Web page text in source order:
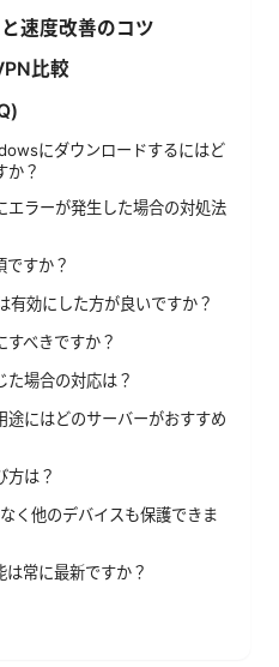
速度改善のコツ
比較
にダウンロードするにはど
か？
エラーが発生した場合の対処法
すか？
有効にした方が良いですか？
すべきですか？
た場合の対応は？
途にはどのサーバーがおすすめ
方は？
く他のデバイスも保護できま
は常に最新ですか？